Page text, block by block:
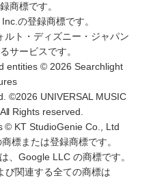
商標です。
の登録商標です。
ルト・ディズニー・ジャパン
サービスです。
entities © 2026 Searchlight
©2026 UNIVERSAL MUSIC
Rights reserved.
© KT StudioGenie Co., Ltd
標または登録商標です。
、Google LLC の商標です。
び関連する全ての商標は